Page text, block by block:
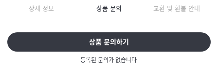
상세 정보 상품 문의 교환 및 환불 안내
상품 문의하기
등록된 문의가 없습니다.